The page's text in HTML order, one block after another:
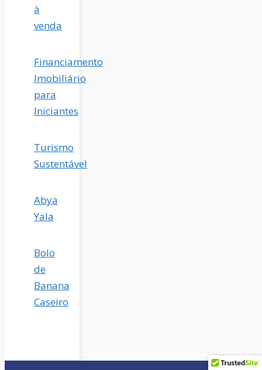
à
venda
Financiamento
Imobiliário
para
Iniciantes
Turismo
Sustentável
Abya
Yala
Bolo
de
Banana
Caseiro